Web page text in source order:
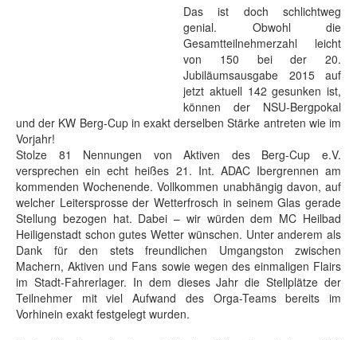
Das ist doch schlichtweg
genial. Obwohl die
Gesamtteilnehmerzahl leicht
von 150 bei der 20.
Jubiläumsausgabe 2015 auf
jetzt aktuell 142 gesunken ist,
können der NSU-Bergpokal
und der KW Berg-Cup in exakt derselben Stärke antreten wie im
Vorjahr!
Stolze 81 Nennungen von Aktiven des Berg-Cup e.V.
versprechen ein echt heißes 21. Int. ADAC Ibergrennen am
kommenden Wochenende. Vollkommen unabhängig davon, auf
welcher Leitersprosse der Wetterfrosch in seinem Glas gerade
Stellung bezogen hat. Dabei – wir würden dem MC Heilbad
Heiligenstadt schon gutes Wetter wünschen. Unter anderem als
Dank für den stets freundlichen Umgangston zwischen
Machern, Aktiven und Fans sowie wegen des einmaligen Flairs
im Stadt-Fahrerlager. In dem dieses Jahr die Stellplätze der
Teilnehmer mit viel Aufwand des Orga-Teams bereits im
Vorhinein exakt festgelegt wurden.